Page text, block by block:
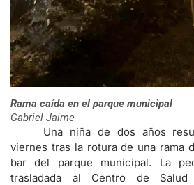
Rama caída en el parque municipal
Gabriel Jaime
Una niña de dos años
viernes tras la rotura de una rama
bar del parque municipal. La
trasladada al Centro de